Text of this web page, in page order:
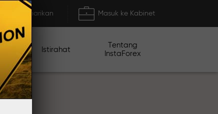
Penarikan Masuk ke Kabinet
Istirahat
Tentang
InstaForex